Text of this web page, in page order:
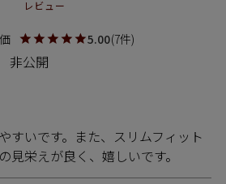
レビュー
5.00 7
非公開
すいです。また、スリムフィット
見栄えが良く、嬉しいです。